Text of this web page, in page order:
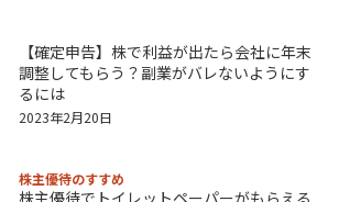
【確定申告】株で利益が出たら会社に年末
調整してもらう？副業がバレないようにす
るには
2023年2月20日
株主優待のすすめ